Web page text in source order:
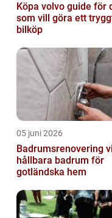
Köpa volvo guide för dig
som vill göra ett
bilköp
05 juni 2026
Badrumsrenovering
hållbara badrum för
gotländska hem